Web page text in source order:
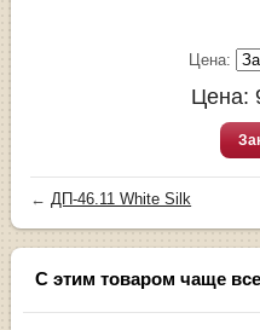
Цена:
Цена:
←ДП-46.11 White Silk
С этим товаром чаще